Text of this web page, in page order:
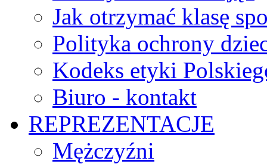
Jak otrzymać klasę
Polityka ochrony
Kodeks etyki
Biuro - kontakt
REPREZENTACJE
Mężczyźni